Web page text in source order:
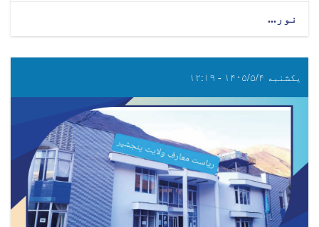
نور...
یکشنبه ۱۴۰۵/۵/۴ - ۱۲:۱۹